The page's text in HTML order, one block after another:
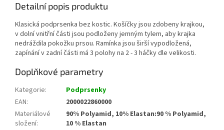
Detailní popis produktu
Klasická podprsenka bez kostic. Košíčky jsou zdobeny krajkou,
v dolní vnitřní části jsou podloženy jemným tylem, aby krajka
nedráždila pokožku prsou. Ramínka jsou širší vypodložená,
zapínání v zadní části má 3 polohy na 2 - 3 háčky dle velikosti.
Doplňkové parametry
Kategorie:
Podprsenky
EAN:
2000022860000
Materiálové
složení:
90% Polyamid, 10% Elastan:90 % Polyamid,
10 % Elastan